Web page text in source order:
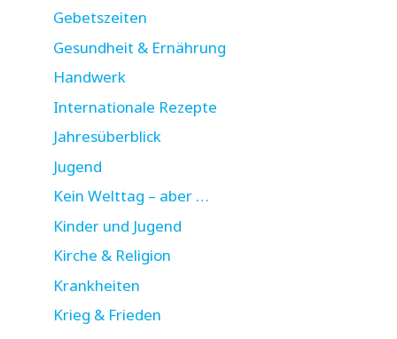
Gebetszeiten
Gesundheit & Ernährung
Handwerk
Internationale Rezepte
Jahresüberblick
Jugend
Kein Welttag – aber …
Kinder und Jugend
Kirche & Religion
Krankheiten
Krieg & Frieden